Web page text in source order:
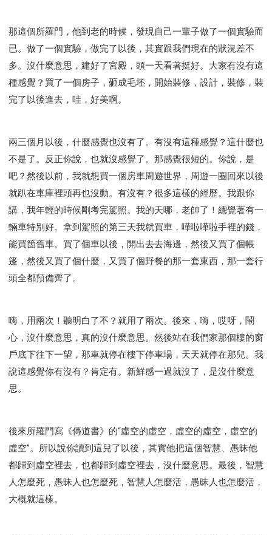
那這個所羅門，他到老的時候，發現自己一輩子做了一個實驗而
已。做了一個實驗，做完了以後，其實跟我們現在的狀況差不
多。沒什麼意思，建好了宮殿，頭一天看著挺好。大家有沒有這
種感覺？買了一個房子，砸成毛坯，開始裝修，設計，裝修，裝
完了以後進去，哇，好美啊。
兩三個月以後，什麼感覺也沒有了。有沒有這種感覺？這什麼也
不是了。反正你說，也就沒感覺了。那感覺很短的。你說，是
吧？然後以前，我就想買一個房車周遊世界，周遊一圈回來以後
就趴在車庫裡頭再也沒動。有沒有？很多這樣的經歷。我跟你
講，我年輕的時候剛考完駕照。我的天哪，老帥了！總覺著有一
輛車特別好。拿到駕照的第三天我就買車，嘩啦嘩啦手裡的錢，
能買箇舊車。買了個車以後，開出去去海邊，然後又買了個帳
篷，然後又買了個什麼，又買了個野餐的那一套東西，那一套行
頭全都預備齊了。
嗨，用兩次！聽明白了不？就用了兩次。後來，嗨，哎呀，鬧
心，沒什麼意思，真的沒什麼意思。然後站在我們家那個樓的窗
戶底下往下一望，那車就停在樓下停車場，天天就停在那兒。我
說這感覺你有沒有？肯定有。新鮮感一過就沒了，是沒什麼意
思。
後來所羅門寫《傳道書》的“虛空的虛空，虛空的虛空，虛空的
虛空”。所以說你讀到這兒了以後，其實他把這個智慧、愚昧他
都歸到虛空裡去，也都歸到虛空裡去，沒什麼意思。最後，智慧
人怎麼死，愚昧人也怎麼死，智慧人怎麼活，愚昧人也怎麼活，
大概就這樣。